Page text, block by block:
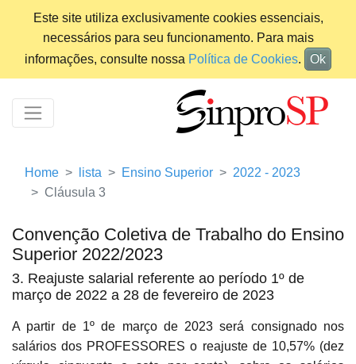
Este site utiliza exclusivamente cookies essenciais,
necessários para seu funcionamento. Para mais
informações, consulte nossa Política de Cookies. Ok
Home lista Ensino Superior
2022 - 2023
Cláusula 3
Convenção Coletiva de Trabalho do Ensino
Superior 2022/2023
3. Reajuste salarial referente ao período 1º de
março de 2022 a 28 de fevereiro de 2023
A partir de 1º de março de 2023 será consignado nos
salários dos PROFESSORES o reajuste de 10,57% (dez